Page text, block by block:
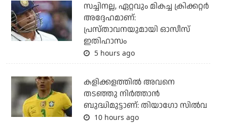
സച്ചിനല്ല, ഏറ്റവും മികച്ച ക്രിക്കറ്റര്‍
അദ്ദേഹമാണ്:
പ്രസ്താവനയുമായി ഓസീസ്
ഇതിഹാസം
5 hours ago
കളിക്കളത്തില്‍ അവനെ
തടഞ്ഞു നിര്‍ത്താന്‍
ബുദ്ധിമുട്ടാണ്: തിയാഗോ സില്‍വ
10 hours ago